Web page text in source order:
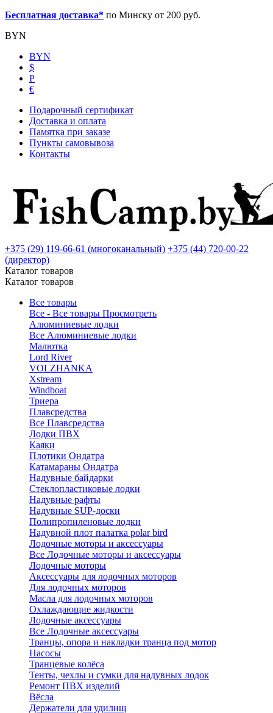
Бесплатная доставка* по Минску от 200 руб.
BYN
BYN
$
Р
€
Подарочный сертификат
Доставка и оплата
Памятка при заказе
Пункты самовывоза
Контакты
+375 (29) 119-66-61 (многоканальный) +375 (44) 720-00-22
(директор)
Каталог товаров
Каталог товаров
Все товары
Все - Все товары Просмотреть
Алюминиевые лодки
Все Алюминиевые лодки
Малютка
Lord River
VOLZHANKA
Xstream
Windboat
Триера
Плавсредства
Все Плавсредства
Лодки ПВХ
Каяки
Плотики Ондатра
Катамараны Ондатра
Надувные байдарки
Стеклопластиковые лодки
Надувные рафты
Надувные SUP-доски
Полипропиленовые лодки
Надувной плот палатка polar bird
Лодочные моторы и аксессуары
Все Лодочные моторы и аксессуары
Лодочные моторы
Аксессуары для лодочных моторов
Для лодочных моторов
Масла для лодочных моторов
Охлаждающие жидкости
Лодочные аксессуары
Все Лодочные аксессуары
Транцы, опора и накладки транца под мотор
Насосы
Транцевые колёса
Тенты, чехлы и сумки для надувных лодок
Ремонт ПВХ изделий
Вёсла
Держатели для удилищ